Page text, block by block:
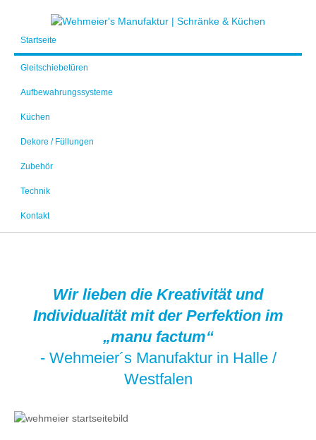
Startseite
Gleitschiebetüren
Aufbewahrungssysteme
Küchen
Dekore / Füllungen
Zubehör
Technik
Kontakt
Wir lieben die Kreativität und
Individualität mit der Perfektion im
„manu factum“
- Wehmeier´s Manufaktur in Halle /
Westfalen